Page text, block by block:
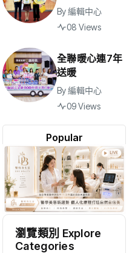
Popular
By編輯中心
08 Views
全聯暖心連7年
送暖
By編輯中心
09 Views
瀏覽類別 Explore
Categories